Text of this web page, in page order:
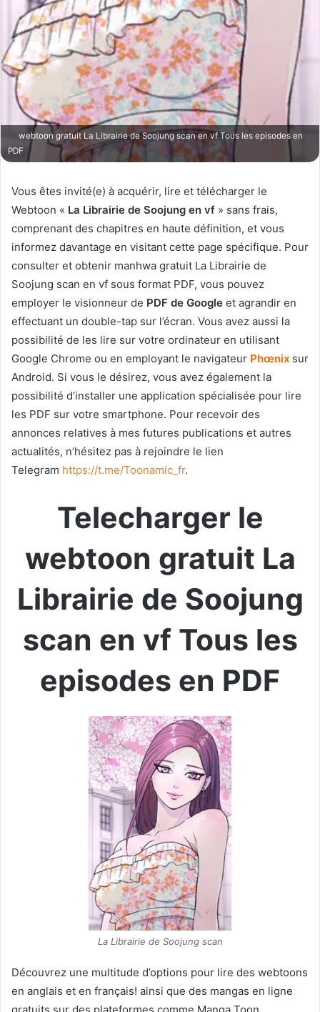
webtoon gratuit La Librairie de Soojung scan en vf Tous les episodes en
PDF
Vous êtes invité(e) à acquérir, lire et télécharger le
Webtoon « La Librairie de Soojung en vf » sans frais,
comprenant des chapitres en haute définition, et vous
informez davantage en visitant cette page spécifique. Pour
consulter et obtenir manhwa gratuit La Librairie de
Soojung scan en vf sous format PDF, vous pouvez
employer le visionneur de PDF de Google et agrandir en
effectuant un double-tap sur l’écran. Vous avez aussi la
possibilité de les lire sur votre ordinateur en utilisant
Google Chrome ou en employant le navigateur Phœnix sur
Android. Si vous le désirez, vous avez également la
possibilité d’installer une application spécialisée pour lire
les PDF sur votre smartphone. Pour recevoir des
annonces relatives à mes futures publications et autres
actualités, n’hésitez pas à rejoindre le lien
Telegram https://t.me/Toonamic_fr.
Telecharger le
webtoon gratuit La
Librairie de Soojung
scan en vf Tous les
episodes en PDF
La Librairie de Soojung scan
Découvrez une multitude d’options pour lire des webtoons
en anglais et en français! ainsi que des mangas en ligne
gratuits sur des plateformes comme Manga Toon,